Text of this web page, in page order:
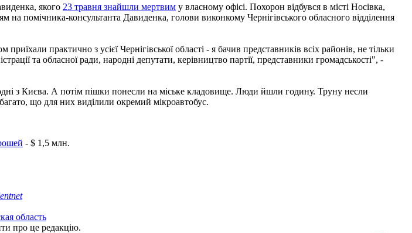
якого 23 травня знайшли мертвим у власному офісі. Похорон відбувся в місті Носівка,
на помічника-консультанта Давиденка, голови виконкому Чернігівського обласного відділення
практично з усієї Чернігівської області - я бачив представників всіх районів, не тільки
та обласної ради, народні депутати, керівництво партії, представники громадськості", -
з Києва. А потім пішки понесли на міське кладовище. Люди йшли годину. Труну несли
що для них виділили окремий мікроавтобус.
- $ 1,5 млн.
область
про це редакцію.